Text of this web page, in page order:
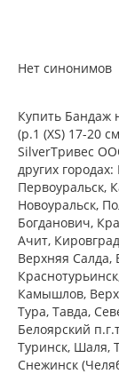
Нет синонимов
Купить Бандаж
(р.1 (XS) 17-20
SilverТривес
других
Первоуральск,
Новоуральск,
Богданович,
Ачит,
Верхняя Салда,
Камышлов,
Тура, Тавда,
Белоярский
Туринск, Шаля,
Снежинск